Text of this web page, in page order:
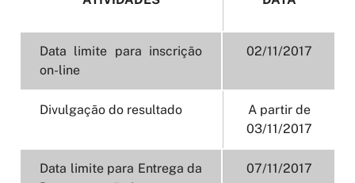
Data limite para inscrição
on-line
02/11/2017
Divulgação do resultado
A partir de
03/11/2017
Data limite para Entrega da
07/11/2017